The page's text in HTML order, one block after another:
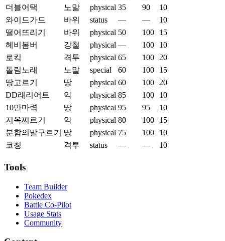
더블어택
노말 physical 35 90
10
와이드가드
바위 status — —
10
떨어뜨리기
바위 physical 50 100
15
헤비봄버
강철 physical — 100
10
로킥
격투 physical 65 100
20
돌림노래
노말 special 60 100
15
땅고르기
땅 physical 60 100
20
DD래리어트
악 physical 85 100
10
10만마력
땅 physical 95 95
10
지옥찌르기
악 physical 80 100
15
분함의발구르기
땅 physical 75 100
10
코칭
격투 status — — 10
Tools
Team Builder
Pokedex
Battle Co-Pilot
Usage Stats
Community